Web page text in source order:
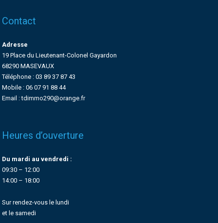
Contact
Adresse
19 Place du Lieutenant-Colonel Gayardon
68290 MASEVAUX
Téléphone : 03 89 37 87 43
Mobile : 06 07 91 88 44
Email : tdimmo290@orange.fr
Heures d’ouverture
Du mardi au vendredi :
09:30 – 12:00
14:00 – 18:00
Sur rendez-vous le lundi
et le samedi